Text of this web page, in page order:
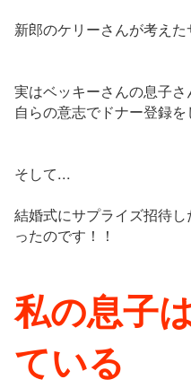
新郎のケリーさんが考えた
実はベッキーさんの息子さ
自らの意志でドナー登録を
そして...
結婚式にサプライズ招待
ったのです！！
私の息子
ている